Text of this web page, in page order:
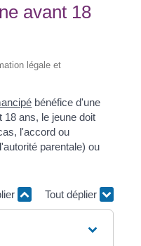
avant 18
légale et
bénéfice d'une
18 ans, le jeune doit
l'accord ou
parentale) ou
Tout déplier